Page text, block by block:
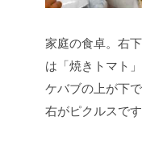
家庭の食卓。右
は「焼きトマト
ケバブの上が下
右がピクルスです